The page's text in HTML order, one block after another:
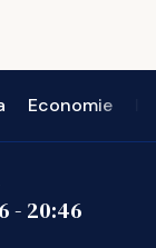
Economie
- 20:46